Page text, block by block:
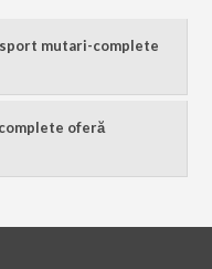
mutari-complete
oferă